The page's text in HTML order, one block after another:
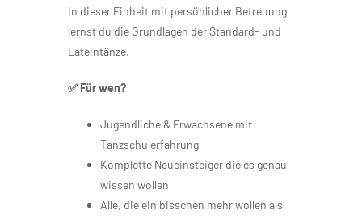
In dieser Einheit mit persönlicher Betreuung
lernst du die Grundlagen der Standard- und
Lateintänze.
✅ Für wen?
Jugendliche & Erwachsene mit
Tanzschulerfahrung
Komplette Neueinsteiger die es genau
wissen wollen
Alle, die ein bisschen mehr wollen als